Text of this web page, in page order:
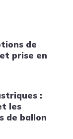
de
prise en
:
les
de ballon